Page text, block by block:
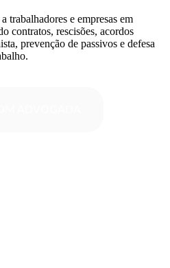
trabalhadores e empresas em
contratos, rescisões, acordos
prevenção de passivos e defesa